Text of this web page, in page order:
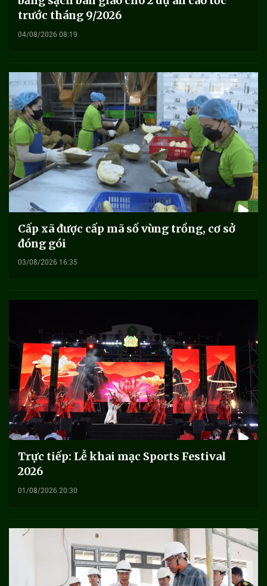
trước tháng 9/2026
04/08/2026 08:19
Cấp xã được cấp mã số vùng trồng, cơ sở
đóng gói
03/08/2026 16:35
Trực tiếp: Lễ khai mạc Sports Festival
2026
01/08/2026 20:30